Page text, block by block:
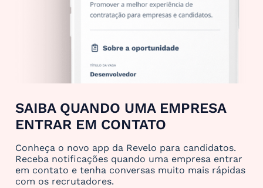
SAIBA QUANDO UMA EMPRESA
ENTRAR EM CONTATO
Conheça o novo app da Revelo para candidatos.
Receba notificações quando uma empresa entrar
em contato e tenha conversas muito mais rápidas
com os recrutadores.